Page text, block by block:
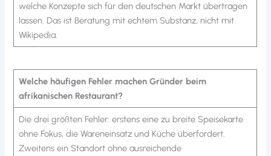
welche Konzepte sich für den deutschen Markt übertragen
lassen. Das ist Beratung mit echtem Substanz, nicht mit
Wikipedia.
Welche häufigen Fehler machen Gründer beim
afrikanischen Restaurant?
Die drei größten Fehler: erstens eine zu breite Speisekarte
ohne Fokus, die Wareneinsatz und Küche überfordert.
Zweitens ein Standort ohne ausreichende